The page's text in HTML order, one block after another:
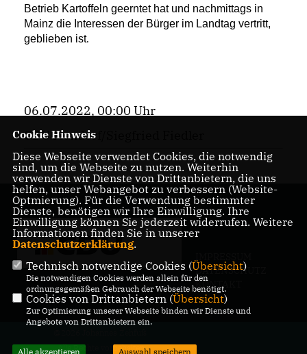
Betrieb Kartoffeln geerntet hat und nachmittags in
Mainz die Interessen der Bürger im Landtag vertritt,
geblieben ist.
06.07.2022, 00:00 Uhr
CDU Maxdorf/Siegfried Fiedler
DATENSCHUTZ
KONTAKT
Alle Rechte vorbehalten.
Cookie Hinweis
Diese Webseite verwendet Cookies, die notwendig
sind, um die Webseite zu nutzen. Weiterhin
verwenden wir Dienste von Drittanbietern, die uns
helfen, unser Webangebot zu verbessern (Website-
Optmierung). Für die Verwendung bestimmter
Dienste, benötigen wir Ihre Einwilligung. Ihre
Einwilligung können Sie jederzeit widerrufen. Weitere
Informationen finden Sie in unserer
Datenschutzerklärung.
Technisch notwendige Cookies (Übersicht)
Die notwendigen Cookies werden allein für den
ordnungsgemäßen Gebrauch der Webseite benötigt.
Cookies von Drittanbietern (Übersicht)
Zur Optimierung unserer Webseite binden wir Dienste und
Angebote von Drittanbietern ein.
Alle akzeptieren Auswahl speichern